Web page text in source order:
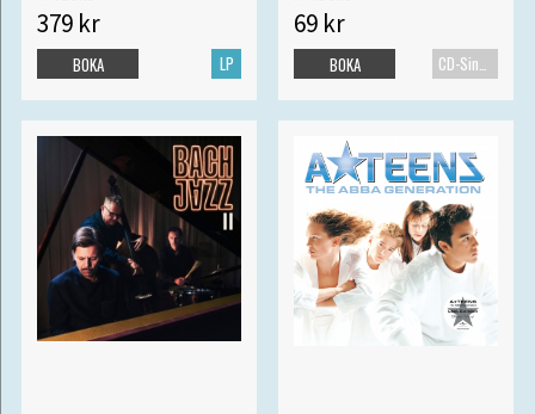
379 kr
LP
BOKA
69 kr
BOKA